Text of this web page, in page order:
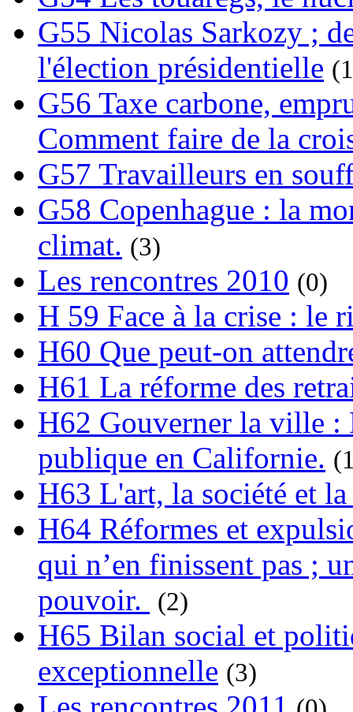
G55 Nicolas Sarkozy ;
l'élection présidentielle
G56 Taxe carbone,
Comment faire de la
G57 Travailleurs en
G58 Copenhague : la
climat. (3)
Les rencontres 2010 (0)
H 59 Face à la crise : le
H60 Que peut-on
H61 La réforme des
H62 Gouverner la ville :
publique en Californie.
H63 L'art, la société et
H64 Réformes et
qui n’en finissent pas ;
pouvoir.
(2)
H65 Bilan social et
exceptionnelle (3)